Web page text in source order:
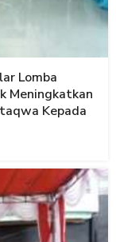
Lomba
Meningkatkan
Kepada